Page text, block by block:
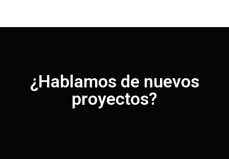
¿Hablamos de nuevos
proyectos?